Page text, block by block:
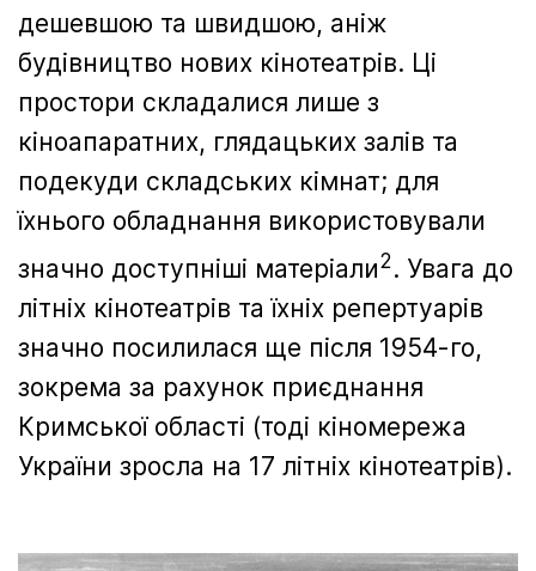
дешевшою та швидшою, аніж
будівництво нових кінотеатрів. Ці
простори складалися лише з
кіноапаратних, глядацьких залів та
подекуди складських кімнат; для
їхнього обладнання використовували
значно доступніші матеріали2. Увага до
літніх кінотеатрів та їхніх репертуарів
значно посилилася ще після 1954-го,
зокрема за рахунок приєднання
Кримської області (тоді кіномережа
України зросла на 17 літніх кінотеатрів).